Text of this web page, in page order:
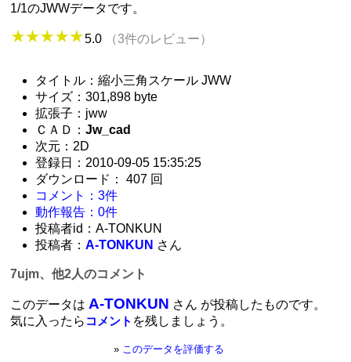
1/1のJWWデータです。
5.0 （3件のレビュー）
タイトル：縮小三角スケール JWW
サイズ：301,898 byte
拡張子：jww
ＣＡＤ：Jw_cad
次元：2D
登録日：2010-09-05 15:35:25
ダウンロード： 407 回
コメント：3件
動作報告：0件
投稿者id：A-TONKUN
投稿者：A-TONKUN さん
7ujm、他2人のコメント
このデータは A-TONKUN さん が投稿したものです。
気に入ったら コメント を残しましょう。
» このデータを評価する